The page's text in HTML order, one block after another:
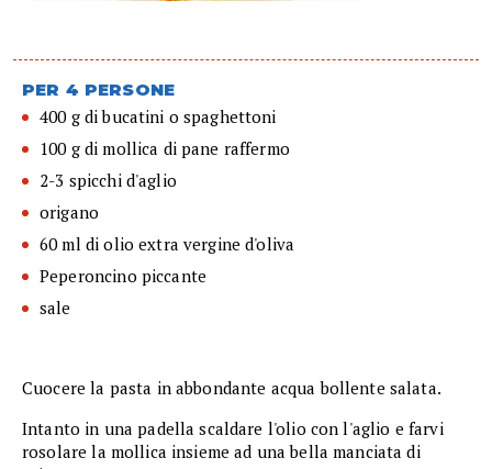
PER 4 PERSONE
400 g di bucatini o spaghettoni
100 g di mollica di pane raffermo
2-3 spicchi d'aglio
origano
60 ml di olio extra vergine d'oliva
Peperoncino piccante
sale
Cuocere la pasta in abbondante acqua bollente salata.
Intanto in una padella scaldare l'olio con l'aglio e farvi
rosolare la mollica insieme ad una bella manciata di